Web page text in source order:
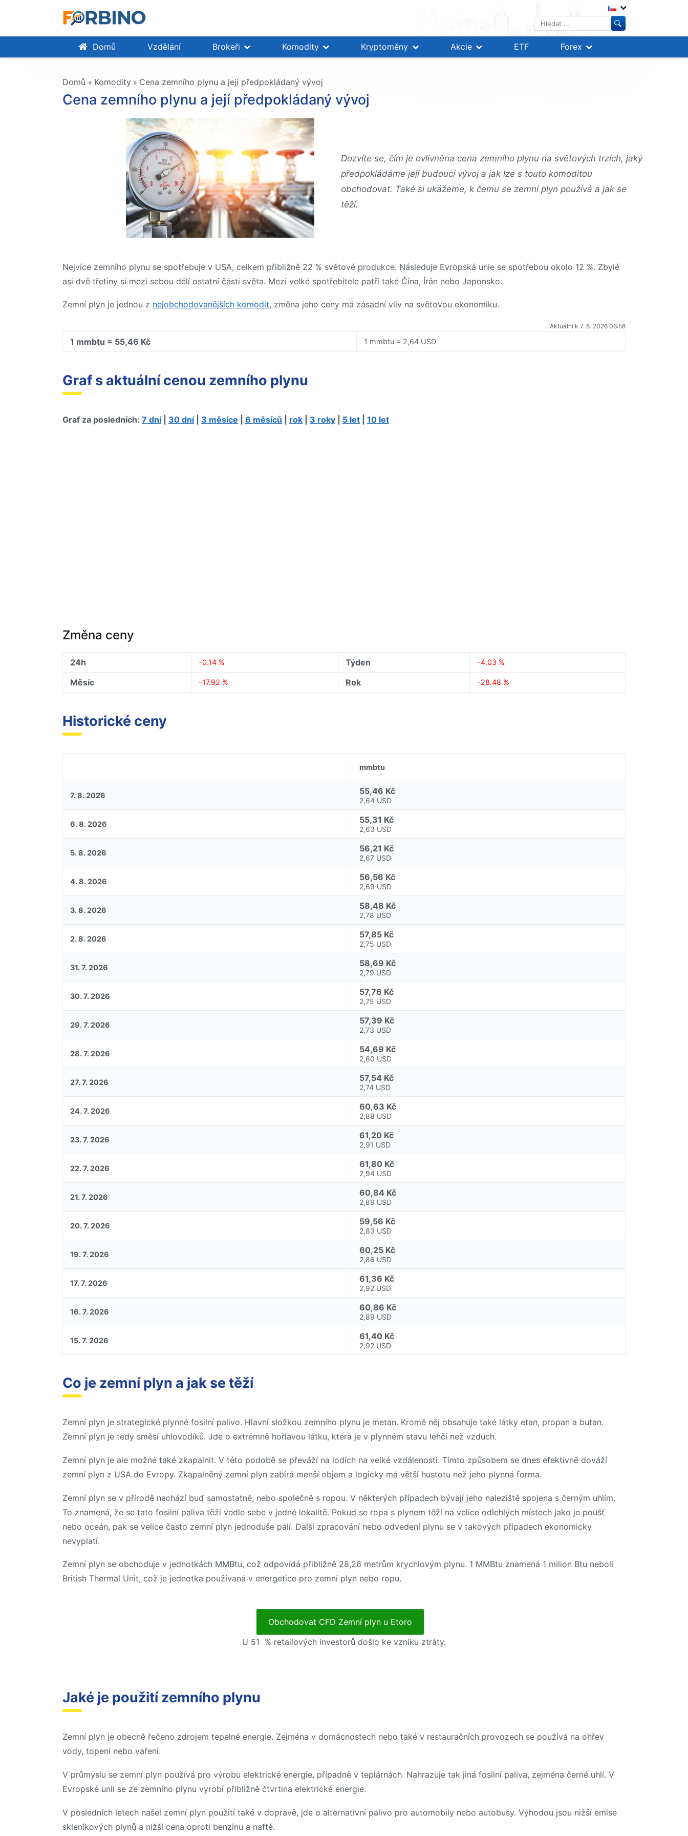
Vyhledávání
Domů Vzdělání Brokeři Komodity Kryptoměny Akcie ETF Forex
Domů » Komodity » Cena zemního plynu a její předpokládaný vývoj
Cena zemního plynu a její předpokládaný vývoj
Dozvíte se, čím je ovlivněna cena zemního plynu na světových trzích, jaký
předpokládáme její budoucí vývoj a jak lze s touto komoditou
obchodovat. Také si ukážeme, k čemu se zemní plyn používá a jak se
těží.
Nejvíce zemního plynu se spotřebuje v USA, celkem přibližně 22 % světové produkce. Následuje Evropská unie se spotřebou okolo 12 %. Zbylé
asi dvě třetiny si mezi sebou dělí ostatní části světa. Mezi velké spotřebitele patří také Čína, Írán nebo Japonsko.
Zemní plyn je jednou z nejobchodovanějších komodit, změna jeho ceny má zásadní vliv na světovou ekonomiku.
Aktuální k 7. 8. 2026 06:58
1 mmbtu = 55,46 Kč 1 mmbtu = 2,64 USD
Graf s aktuální cenou zemního plynu
Graf za posledních: 7 dní| 30 dní| 3 měsíce 6 měsíců rok 3 roky 5 let 10 let
Změna ceny
24h -0.14 % Týden -4.03 %
Měsíc -17.92 % Rok -28.48 %
Historické ceny
mmbtu
7. 8. 2026 55,46 Kč
2,64 USD
6. 8. 2026 55,31 Kč
2,63 USD
5. 8. 2026 56,21 Kč
2,67 USD
4. 8. 2026 56,56 Kč
2,69 USD
3. 8. 2026 58,48 Kč
2,78 USD
2. 8. 2026 57,85 Kč
2,75 USD
31. 7. 2026 58,69 Kč
2,79 USD
30. 7. 2026 57,76 Kč
2,75 USD
29. 7. 2026 57,39 Kč
2,73 USD
28. 7. 2026 54,69 Kč
2,60 USD
27. 7. 2026 57,54 Kč
2,74 USD
24. 7. 2026 60,63 Kč
2,88 USD
23. 7. 2026 61,20 Kč
2,91 USD
22. 7. 2026 61,80 Kč
2,94 USD
21. 7. 2026 60,84 Kč
2,89 USD
20. 7. 2026 59,56 Kč
2,83 USD
19. 7. 2026 60,25 Kč
2,86 USD
17. 7. 2026 61,36 Kč
2,92 USD
16. 7. 2026 60,86 Kč
2,89 USD
15. 7. 2026 61,40 Kč
2,92 USD
Co je zemní plyn a jak se těží
Zemní plyn je strategické plynné fosilní palivo. Hlavní složkou zemního plynu je metan. Kromě něj obsahuje také látky etan, propan a butan.
Zemní plyn je tedy směsí uhlovodíků. Jde o extrémně hořlavou látku, která je v plynném stavu lehčí než vzduch.
Zemní plyn je ale možné také zkapalnit. V této podobě se převáží na lodích na velké vzdálenosti. Tímto způsobem se dnes efektivně dováží
zemní plyn z USA do Evropy. Zkapalněný zemní plyn zabírá menší objem a logicky má větší hustotu než jeho plynná forma.
Zemní plyn se v přírodě nachází buď samostatně, nebo společně s ropou. V některých případech bývají jeho naleziště spojena s černým uhlím.
To znamená, že se tato fosilní paliva těží vedle sebe v jedné lokalitě. Pokud se ropa s plynem těží na velice odlehlých místech jako je poušť
nebo oceán, pak se velice často zemní plyn jednoduše pálí. Další zpracování nebo odvedení plynu se v takových případech ekonomicky
nevyplatí.
Zemní plyn se obchoduje v jednotkách MMBtu, což odpovídá přibližně 28,26 metrům krychlovým plynu. 1 MMBtu znamená 1 milion Btu neboli
British Thermal Unit, což je jednotka používaná v energetice pro zemní plyn nebo ropu.
Obchodovat CFD Zemní plyn u Etoro
U 51 % retailových investorů došlo ke vzniku ztráty.
Jaké je použití zemního plynu
Zemní plyn je obecně řečeno zdrojem tepelné energie. Zejména v domácnostech nebo také v restauračních provozech se používá na ohřev
vody, topení nebo vaření.
V průmyslu se zemní plyn používá pro výrobu elektrické energie, případně v teplárnách. Nahrazuje tak jiná fosilní paliva, zejména černé uhlí. V
Evropské unii se ze zemního plynu vyrobí přibližně čtvrtina elektrické energie.
V posledních letech našel zemní plyn použití také v dopravě, jde o alternativní palivo pro automobily nebo autobusy. Výhodou jsou nižší emise
skleníkových plynů a nižší cena oproti benzínu a naftě.